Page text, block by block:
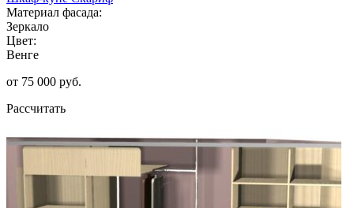
Материал фасада:
Зеркало
Цвет:
Венге
от 75 000 руб.
Рассчитать